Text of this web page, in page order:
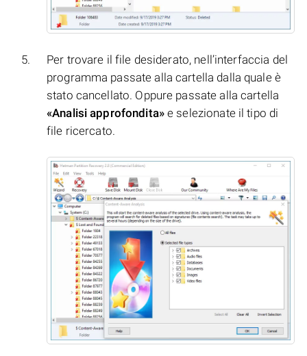
Per trovare il file desiderato, nell’interfaccia del
programma passate alla cartella dalla quale è
stato cancellato. Oppure passate alla cartella
«Analisi approfondita»e selezionate il tipo di
file ricercato.